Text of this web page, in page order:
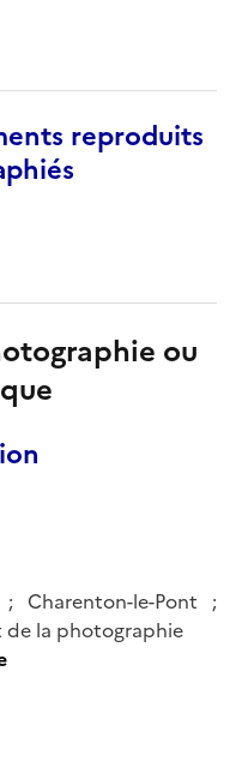
reproduits
ou
; Charenton-le-Pont ;
la photographie